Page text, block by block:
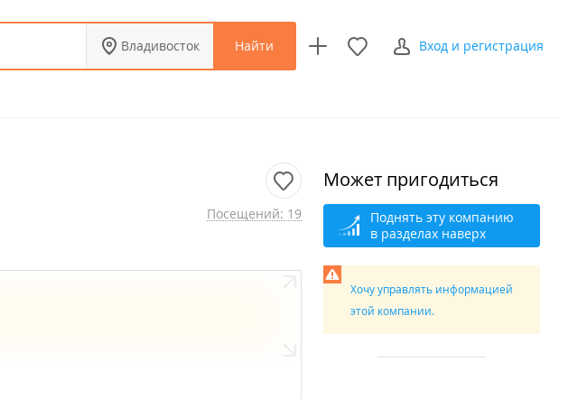
Владивосток Найти Вход и регистрация
Посещений: 19
Может пригодиться
Поднять эту компанию
в разделах наверх
Хочу управлять информацией
этой компании.